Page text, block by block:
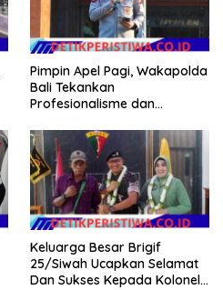
Pimpin Apel Pagi, Wakapolda
Bali Tekankan
Profesionalisme dan
Keluarga Besar Brigif
25/Siwah Ucapkan Selamat
Dan Sukses Kepada Kolonel